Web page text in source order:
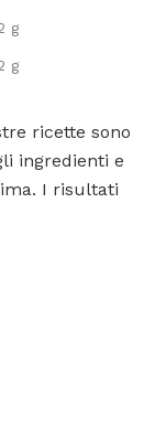
g
g
ricette sono
ingredienti e
I risultati